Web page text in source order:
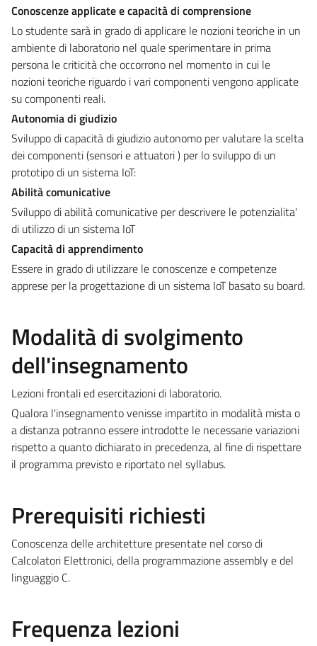
Conoscenze applicate e capacità di comprensione
Lo studente sarà in grado di applicare le nozioni teoriche in un
ambiente di laboratorio nel quale sperimentare in prima
persona le criticità che occorrono nel momento in cui le
nozioni teoriche riguardo i vari componenti vengono applicate
su componenti reali.
Autonomia di giudizio
Sviluppo di capacità di giudizio autonomo per valutare la scelta
dei componenti (sensori e attuatori ) per lo sviluppo di un
prototipo di un sistema IoT:
Abilità comunicative
Sviluppo di abilità comunicative per descrivere le potenzialita'
di utilizzo di un sistema IoT
Capacità di apprendimento
Essere in grado di utilizzare le conoscenze e competenze
apprese per la progettazione di un sistema IoT basato su board.
Modalità di svolgimento
dell'insegnamento
Lezioni frontali ed esercitazioni di laboratorio.
Qualora l'insegnamento venisse impartito in modalità mista o
a distanza potranno essere introdotte le necessarie variazioni
rispetto a quanto dichiarato in precedenza, al fine di rispettare
il programma previsto e riportato nel syllabus.
Prerequisiti richiesti
Conoscenza delle architetture presentate nel corso di
Calcolatori Elettronici, della programmazione assembly e del
linguaggio C.
Frequenza lezioni